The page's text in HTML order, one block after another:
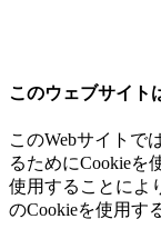
このウェブサイト
このWebサイトで
るためにCookieを
使用することによ
のCookieを使用す